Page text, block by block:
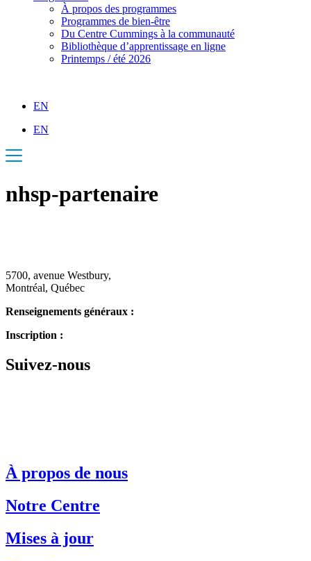
À propos des programmes
Programmes de bien-être
Du Centre Cummings à la communauté
Bibliothèque d’apprentissage en ligne
Printemps / été 2026
EN
EN
nhsp-partenaire
5700, avenue Westbury,
Montréal, Québec
Renseignements généraux :
Inscription :
Suivez-nous
À propos de nous
Notre Centre
Mises à jour